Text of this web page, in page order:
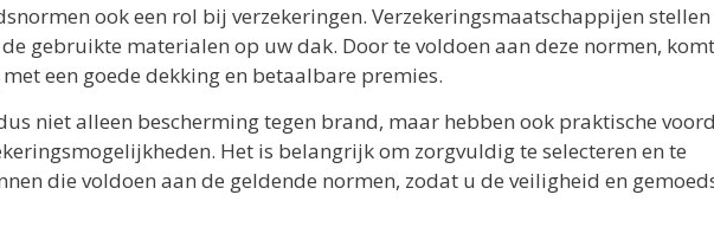
ook een rol bij verzekeringen. Verzekeringsmaatschappijen
gebruikte materialen op uw dak. Door te voldoen aan deze normen,
een goede dekking en betaalbare premies.
niet alleen bescherming tegen brand, maar hebben ook praktische
Het is belangrijk om zorgvuldig te selecteren en te
die voldoen aan de geldende normen, zodat u de veiligheid en